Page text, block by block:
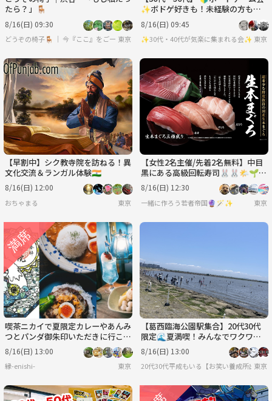
たら？」🪑
8/16(日) 09:30
どうぞの椅子🪑 ｜ 今『ここ』をご一緒に。
東京
✨ボドゲ好きも！未経験の方も！
難しいルールは一切なし🙆‍♀️
8/16(日) 09:45
✨30代・40代が気楽に集まれる会✨ 東京
【早割中】シク教寺院を訪ねる！異
文化交流＆ランガル体験🇮🇳
8/16(日) 12:00
おちゃまる 東京
【女性2名主催/先着2名無料】中目
黒にある高級回転寿司🐰🐰🌤️🌱
🌈に行こう✨✨20代30代限定
8/16(日) 12:30
一緒に作ろう若者帝国🔮🪄︎︎✨ 東京
喫茶ニカイで夏限定カレーやあんみ
つとパンダ御朱印いただきに行こ
う！
8/16(日) 13:00
縁-enishi- 東京
【葛西臨海公園駅集合】20代30代
限定🌊夏満喫！みんなでワクワク
海水浴DAY
8/16(日) 13:00
20代30代平成もいる【お笑い養成所出身
東京